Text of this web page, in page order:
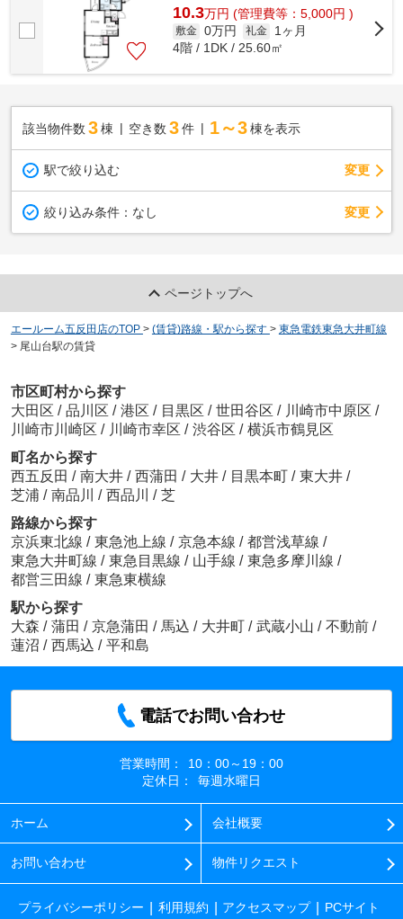
10.3万円 (管理費等：5,000円 )
敷金 0万円 礼金
1ヶ月
4階 / 1DK / 25.60㎡
該当物件数 3棟 空き数 3 件 1～3 棟を表示
駅で絞り込む 変更
絞り込み条件： なし 変更
ページトップへ
エールーム五反田店のTOP > (賃貸)路線・駅から探す > 東急電鉄東急大井町線
> 尾山台駅の賃貸
市区町村から探す
大田区 / 品川区 / 港区 / 目黒区 / 世田谷区 / 川崎市中原区 /
川崎市川崎区 / 川崎市幸区 / 渋谷区 / 横浜市鶴見区
町名から探す
西五反田 / 南大井 / 西蒲田 / 大井 / 目黒本町 / 東大井 /
芝浦 / 南品川 / 西品川 / 芝
路線から探す
京浜東北線 / 東急池上線 / 京急本線 / 都営浅草線 /
東急大井町線 / 東急目黒線 / 山手線 / 東急多摩川線 /
都営三田線 / 東急東横線
駅から探す
大森 / 蒲田 / 京急蒲田 / 馬込 / 大井町 / 武蔵小山 / 不動前 /
蓮沼 / 西馬込 / 平和島
電話でお問い合わせ
営業時間：
10：00～19：00
定休日：
毎週水曜日
ホーム 会社概要
お問い合わせ 物件リクエスト
プライバシーポリシー 利用規約 アクセスマップ PCサイト